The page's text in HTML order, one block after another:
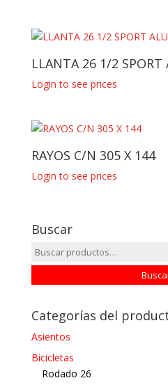
LLANTA 26 1/2
Login to see prices
RAYOS C/N 305 X 144
Login to see prices
Buscar
Buscar
por:
Categorías del
Asientos
Bicicletas
Rodado 26